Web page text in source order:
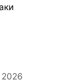
2026